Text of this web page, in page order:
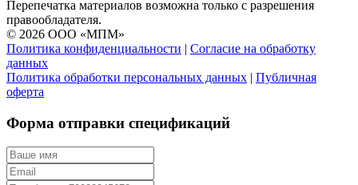
Перепечатка материалов возможна только с разрешения
правообладателя.
© 2026 ООО «МПМ»
Политика конфиденциальности | Согласие на обработку
данных
Политика обработки персональных данных | Публичная
оферта
Форма отправки спецификаций